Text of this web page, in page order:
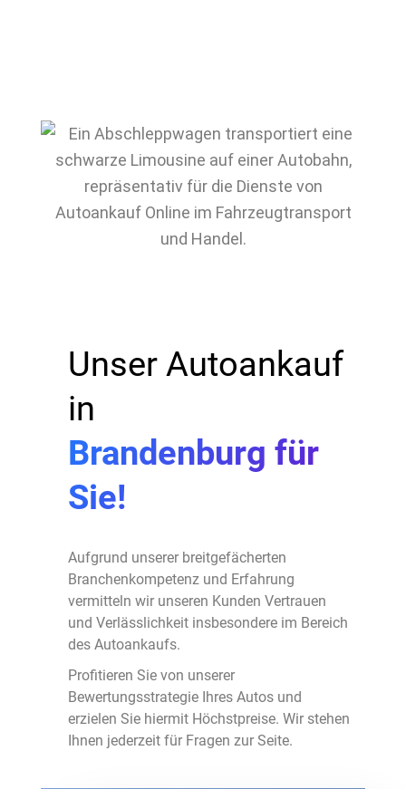
Unser Autoankauf
in
Brandenburg für
Sie!
Aufgrund unserer breitgefächerten
Branchenkompetenz und Erfahrung
vermitteln wir unseren Kunden Vertrauen
und Verlässlichkeit insbesondere im Bereich
des Autoankaufs.
Profitieren Sie von unserer
Bewertungsstrategie Ihres Autos und
erzielen Sie hiermit Höchstpreise. Wir stehen
Ihnen jederzeit für Fragen zur Seite.